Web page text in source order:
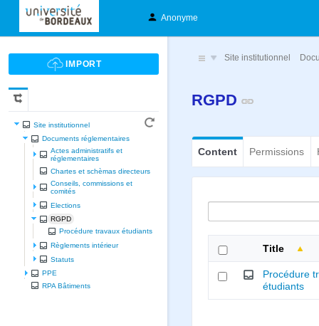
Anonyme
Site institutionnel
Documents réglementaires
Actes administratifs et
réglementaires
Chartes et schèmas directeurs
Conseils, commissions et
comités
Elections
RGPD
Procédure travaux étudiants
Règlements intérieur
Statuts
PPE
RPA Bâtiments
Site institutionnel
RGPD
Content Permissions
Title
Procédure
étudiants